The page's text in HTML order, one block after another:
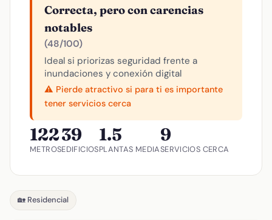
Correcta, pero con carencias
notables
(48/100)
Ideal si priorizas seguridad frente a
inundaciones y conexión digital
⚠️ Pierde atractivo si para ti es importante
tener servicios cerca
122
METROS
39
EDIFICIOS
1.5
PLANTAS MEDIA
9
SERVICIOS CERCA
🏡 Residencial